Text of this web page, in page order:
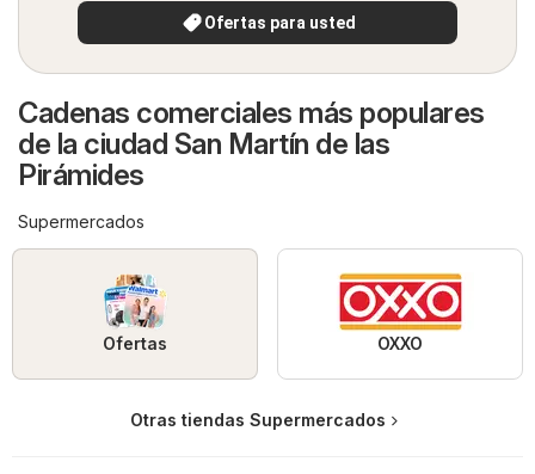
Ofertas para usted
Cadenas comerciales más populares
de la ciudad San Martín de las
Pirámides
Supermercados
Ofertas OXXO
Otras tiendas Supermercados